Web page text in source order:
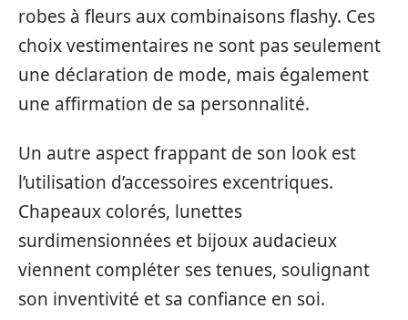
robes à fleurs aux combinaisons flashy. Ces
choix vestimentaires ne sont pas seulement
une déclaration de mode, mais également
une affirmation de sa personnalité.
Un autre aspect frappant de son look est
l’utilisation d’accessoires excentriques.
Chapeaux colorés, lunettes
surdimensionnées et bijoux audacieux
viennent compléter ses tenues, soulignant
son inventivité et sa confiance en soi.